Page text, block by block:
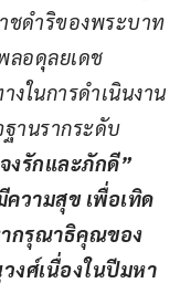
ชดำริของพระบาท
ลอดุลยเดช
ในการดำเนินงาน
านรากระดับ
งรักและภักดี”
วามสุข เพื่อเทิด
กรุณาธิคุณของ
งศ์เนื่องในปีมหา